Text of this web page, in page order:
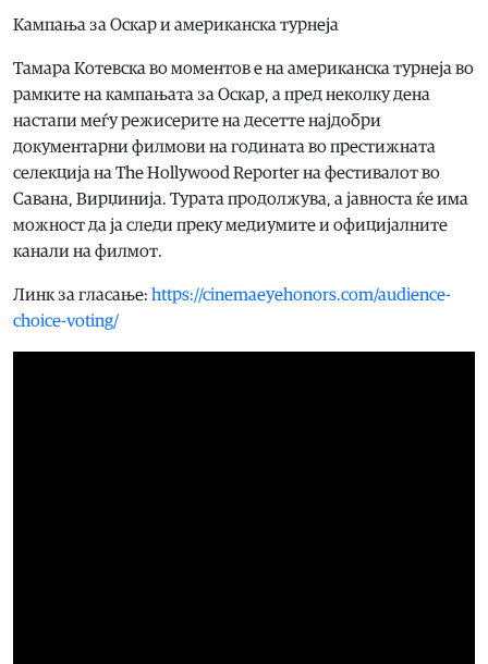
Кампања за Оскар и американска турнеја
Тамара Котевска во моментов е на американска турнеја во
рамките на кампањата за Оскар, а пред неколку дена
настапи меѓу режисерите на десетте најдобри
документарни филмови на годината во престижната
селекција на The Hollywood Reporter на фестивалот во
Савана, Вирџинија. Турата продолжува, а јавноста ќе има
можност да ја следи преку медиумите и официјалните
канали на филмот.
Линк за гласање: https://cinemaeyehonors.com/audience-
choice-voting/